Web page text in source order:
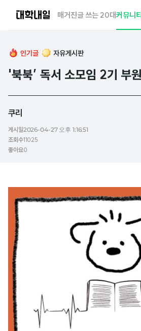
매거진글 쓰는 20대커뮤니
인기글 자유게시판
'북북’ 독서 소모임 2기 부
쿠리
게시일2026-04-27 오후 1:16:51
조회수11025
좋아요0